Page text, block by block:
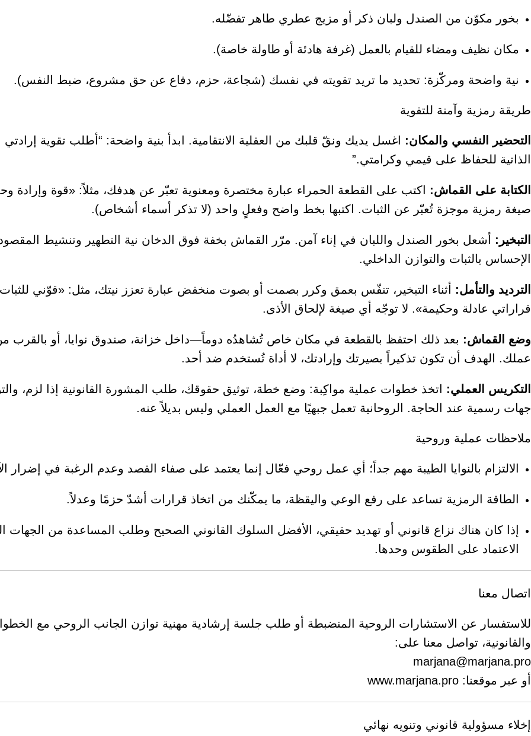
بخور مكوّن من الصندل ولبان ذكر أو مزيج عطري طاهر تفضّله.
مكان نظيف ومضاء للقيام بالعمل (غرفة هادئة أو طاولة خاصة).
نية واضحة ومركّزة: تحديد ما تريد تقويته في نفسك (شجاعة، حزم، دفاع عن حق مشروع، ضبط النفس).
طريقة رمزية وآمنة للتقوية
التحضير النفسي والمكان: اغسل يديك ونقّ قلبك من العقلية الانتقامية. ابدأ بنية واضحة: “أطلب تقوية إرادتي
الذاتية للحفاظ على قيمي وكرامتي.”
الكتابة على القماش: اكتب على القطعة الحمراء عبارة مختصرة ومعنوية تعبّر عن هدفك، مثلاً: «قوة وإرادة
صيغة رمزية موجزة تُعبّر عن الثبات. اكتبها بخط واضح وفعلٍ واحد (لا تذكر أسماء أشخاص).
التبخير: أشعل بخور الصندل واللبان في إناء آمن. مرّر القماش بخفة فوق الدخان نية التطهير وتنشيط
الإحساس بالثبات والتوازن الداخلي.
الترديد والتأمل: أثناء التبخير، تنفّس بعمق وكرر بصمت أو بصوت منخفض عبارة تعزز نيتك، مثل: «قوّني
قراراتي عادلة وحكيمة». لا توجّه أي صيغة لإلحاق الأذى.
وضع القماش: بعد ذلك احتفظ بالقطعة في مكان خاص تُشاهدُه دوماً—داخل خزانة، صندوق نوايا، أو بالقرب
عملك. الهدف أن تكون تذكيراً بصيرتك وإرادتك، لا أداة تُستخدم ضد أحد.
التكريس العملي: اتخذ خطوات عملية مواكِبة: وضع خطة، توثيق حقوقك، طلب المشورة القانونية إذا لزم،
جهات رسمية عند الحاجة. الروحانية تعمل جبهيًا مع العمل العملي وليس بديلاً عنه.
ملاحظات عملية وروحية
الالتزام بالنوايا الطيبة مهم جداً؛ أي عمل روحي فعّال إنما يعتمد على صفاء القصد وعدم الرغبة في إضرار
الطاقة الرمزية تساعد على رفع الوعي واليقظة، ما يمكّنك من اتخاذ قرارات أشدّ حزمًا وعدلاً.
إذا كان هناك نزاع قانوني أو تهديد حقيقي، الأفضل السلوك القانوني الصحيح وطلب المساعدة من الجهات
الاعتماد على الطقوس وحدها.
اتصال معنا
للاستفسار عن الاستشارات الروحية المنضبطة أو طلب جلسة إرشادية مهنية توازن الجانب الروحي مع
والقانونية، تواصل معنا على:
marjana@marjana.pro
أو عبر موقعنا: www.marjana.pro
إخلاء مسؤولية قانوني وتنويه نهائي